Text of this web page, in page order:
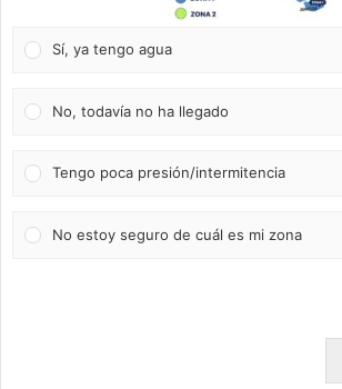
Sí, ya tengo agua
No, todavía no ha llegado
Tengo poca presión/intermitencia
No estoy seguro de cuál es mi zona